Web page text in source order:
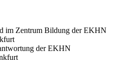
im Zentrum Bildung der EKHN
der EKHN